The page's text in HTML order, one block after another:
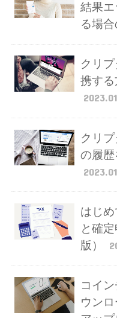
結果エ
る場
クリ
携する
クリ
の履
はじ
と確
版）
コイ
ウン